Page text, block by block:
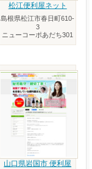
松江便利屋ネット
島根県松江市春日町610-
3
ニューコーポあだち301
山口県岩国市 便利屋